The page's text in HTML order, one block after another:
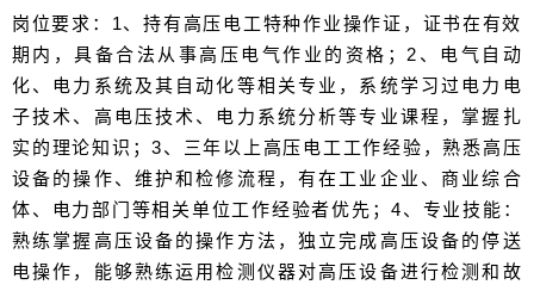
岗位要求：1、持有高压电工特种作业操作证，证书在有效
期内，具备合法从事高压电气作业的资格；2、电气自动
化、电力系统及其自动化等相关专业，系统学习过电力电
子技术、高电压技术、电力系统分析等专业课程，掌握扎
实的理论知识；3、三年以上高压电工工作经验，熟悉高压
设备的操作、维护和检修流程，有在工业企业、商业综合
体、电力部门等相关单位工作经验者优先；4、专业技能：
熟练掌握高压设备的操作方法，独立完成高压设备的停送
电操作，能够熟练运用检测仪器对高压设备进行检测和故